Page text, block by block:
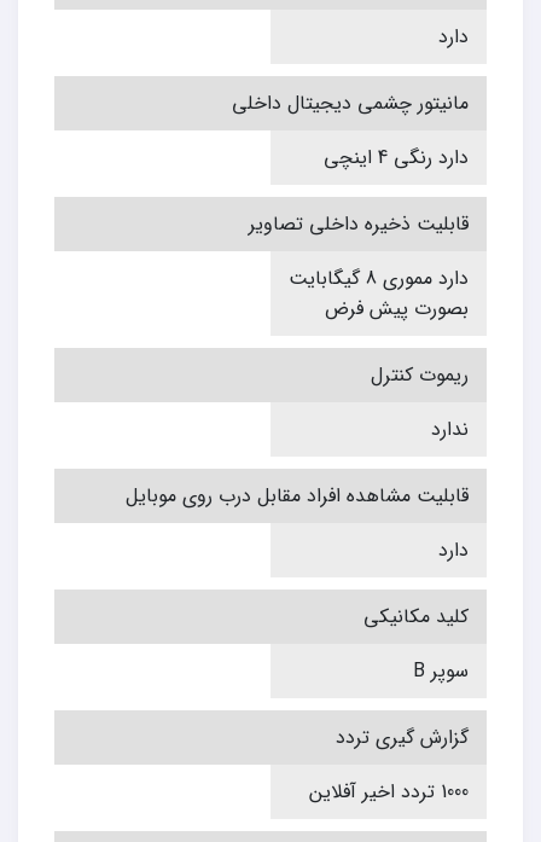
دارد
مانیتور چشمی دیجیتال داخلی
دارد رنگی 4 اینچی
قابلیت ذخیره داخلی تصاویر
دارد مموری 8 گیگابایت
بصورت پیش فرض
ریموت کنترل
ندارد
قابلیت مشاهده افراد مقابل درب روی موبایل
دارد
کلید مکانیکی
سوپر B
گزارش‌ گیری تردد
1000 تردد اخیر آفلاین